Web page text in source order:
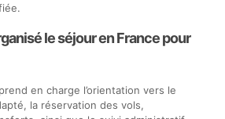
le séjour en France pour
en charge l’orientation vers le
la réservation des vols,